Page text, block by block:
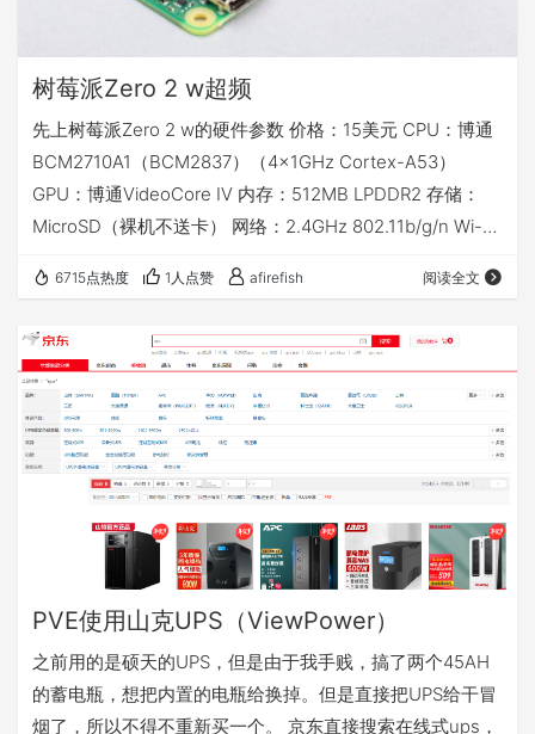
树莓派Zero 2 w超频
先上树莓派Zero 2 w的硬件参数 价格：15美元 CPU：博通
BCM2710A1（BCM2837）（4×1GHz Cortex-A53）
GPU：博通VideoCore IV 内存：512MB LPDDR2 存储：
MicroSD（裸机不送卡） 网络：2.4GHz 802.11b/g/n Wi-
机串行接口（CSI）、40针GPIO接头 尺寸：65×30毫米
的CP…
6715点热度 1人点赞 afirefish 阅读全文
PVE使用山克UPS（ViewPower）
之前用的是硕天的UPS，但是由于我手贱，搞了两个45AH
的蓄电瓶，想把内置的电瓶给换掉。但是直接把UPS给干冒
烟了，所以不得不重新买一个。 京东直接搜索在线式ups，